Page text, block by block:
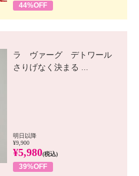
44%OFF
ラ ヴァーグ デトワール
さりげなく決まる ...
明日以降
¥9,900
¥5,980(税込)
39%OFF